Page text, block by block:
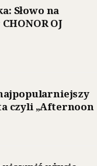
Słowo na
OJ
czyli „Afternoon